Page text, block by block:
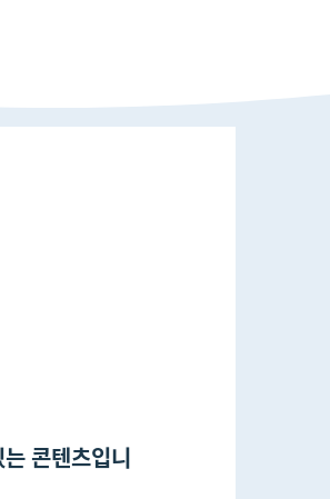
콘텐츠입니